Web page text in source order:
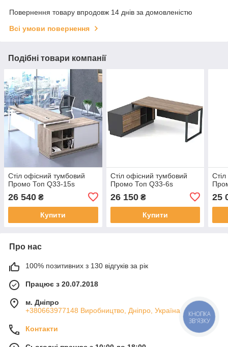
Повернення товару впродовж 14 днів за домовленістю
Всі умови повернення
Подібні товари компанії
Стіл офісний тумбовий
Промо Топ Q33-15s
26 540 ₴
Купити
Стіл офісний тумбовий
Промо Топ Q33-6s
26 150₴
Купити
25
Про нас
100% позитивних з 130 відгуків за рік
Працює з 20.07.2018
м. Дніпро
+380663977148 Виробництво, Дніпро, Україна
Контакти
КНОПКА
ЗВ'ЯЗКУ